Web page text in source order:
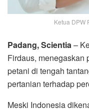
Ketua DPW
Padang, Scientia –
Firdaus, menegaskan
petani di tengah
pertanian terhadap
Meski Indonesia